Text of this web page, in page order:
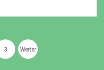
Seitennummerierung
Beiträge
3 Weiter